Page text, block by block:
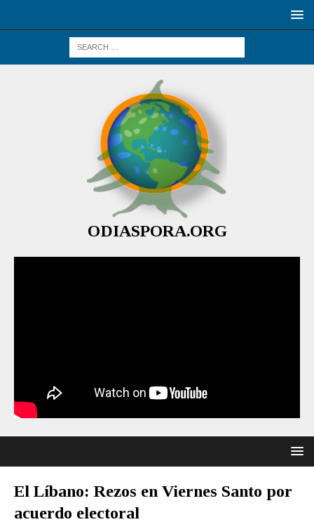
ODIASPORA.ORG
El Líbano: Rezos en Viernes Santo por
acuerdo electoral